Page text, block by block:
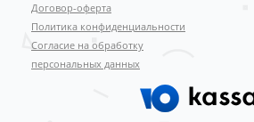
Договор-оферта
Политика конфиденциальности
Согласие на обработку
персональных данных